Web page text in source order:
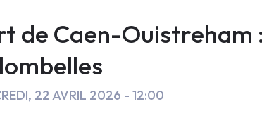
de Caen-
22 AVRIL 2026 - 12:00